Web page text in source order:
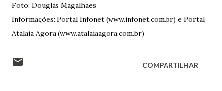
Foto: Douglas Magalhães
Informações: Portal Infonet (www.infonet.com.br) e Portal
Atalaia Agora (www.atalaiaagora.com.br)
COMPARTILHAR